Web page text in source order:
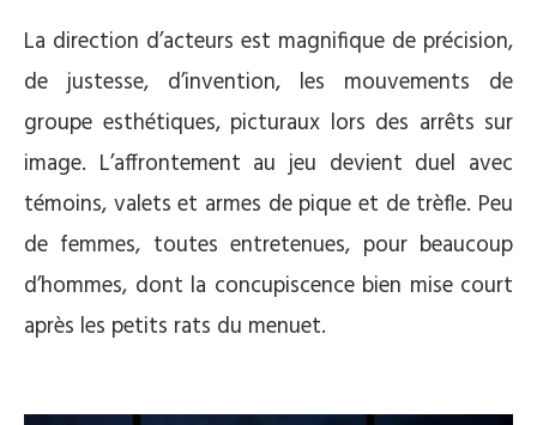
La direction d’acteurs est magnifique de précision,
de justesse, d’invention, les mouvements de
groupe esthétiques, picturaux lors des arrêts sur
image. L’affrontement au jeu devient duel avec
témoins, valets et armes de pique et de trèfle. Peu
de femmes, toutes entretenues, pour beaucoup
d’hommes, dont la concupiscence bien mise court
après les petits rats du menuet.